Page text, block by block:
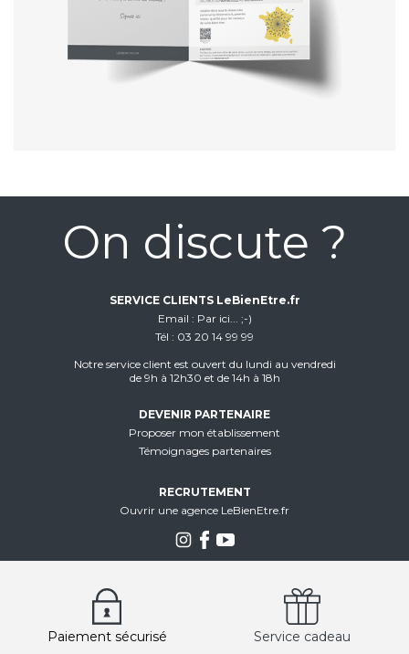
On discute ?
SERVICE CLIENTS LeBienEtre.fr
Email
Par ici... ;-)
Tél
03 20 14 99 99
Notre service client est ouvert du lundi au vendredi
de 9h à 12h30 et de 14h à 18h
DEVENIR PARTENAIRE
Proposer mon établissement
Témoignages partenaires
RECRUTEMENT
Ouvrir une agence LeBienEtre.fr
Paiement sécurisé Service cadeau